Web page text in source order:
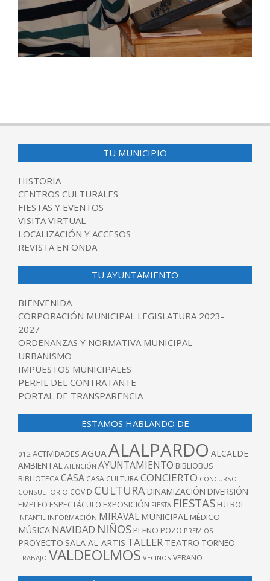
04-
TU MUNICIPIO
HISTORIA
CENTROS CULTURALES
FIESTAS Y EVENTOS
VISITA VIRTUAL
LOCALIZACIÓN Y ACCESOS
REVISTA EN ONDA
TU AYUNTAMIENTO
BIENVENIDA
CORPORACIÓN MUNICIPAL LEGISLATURA 2023-
2027
ORDENANZAS Y NORMATIVA MUNICIPAL
URBANISMO
IMPUESTOS MUNICIPALES
PERFIL DEL CONTRATANTE
PORTAL DE TRANSPARENCIA
ESTAMOS HABLANDO DE
012 ACTIVIDADES AGUAALALPARDO ALCALDE
AMBIENTAL ATENCIÓN AYUNTAMIENTO BIBLIOBUS
BIBLIOTECACASA CASA CULTURACONCIERTO CONCURSO
CONSULTORIO COVID CULTURA DINAMIZACIÓN DIVERSIÓN
EMPLEO ESPECTÁCULO EXPOSICIÓN FIESTA FIESTAS FUTBOL
INFANTIL INFORMACIÓN MIRAVAL MUNICIPAL MÉDICO
MÚSICA NAVIDAD NIÑOS PLENO POZO PREMIOS
PROYECTO SALA AL-ARTIS TALLER TEATRO TORNEO
TRABAJO VALDEOLMOS VECINOS VERANO